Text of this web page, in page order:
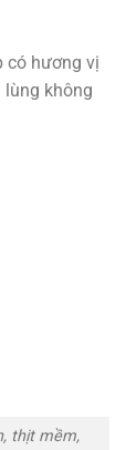
có hương vị
lùng không
thịt mềm,